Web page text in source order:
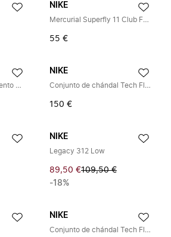
NIKE
Mercurial Superfly 11 Club FG/MG
55 €
Conjunto de entrenamiento Strike Fourth 2025/2026
NIKE
Conjunto de chándal Tech Fleece
150 €
NIKE
Legacy 312 Low
89,50 €109,50 €
-18%
NIKE
Conjunto de chándal Tech Fleece